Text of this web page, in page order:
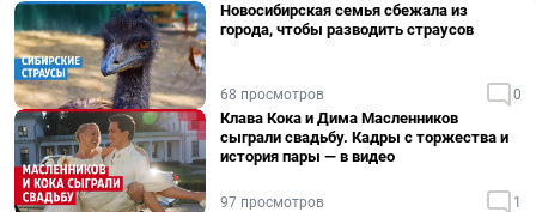
Новосибирская семья сбежала из
города, чтобы разводить страусов
68 просмотров 0
Клава Кока и Дима Масленников
сыграли свадьбу. Кадры с торжества и
история пары — в видео
97 просмотров 1